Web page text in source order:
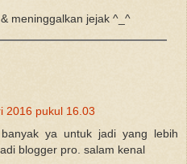
meninggalkan jejak ^_^
2016 pukul 16.03
ya untuk jadi yang lebih
blogger pro. salam kenal